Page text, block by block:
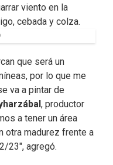
viento en la
cebada y colza.
que será un
por lo que me
va a pintar de
, productor
a tener un área
otra madurez frente a
23", agregó.